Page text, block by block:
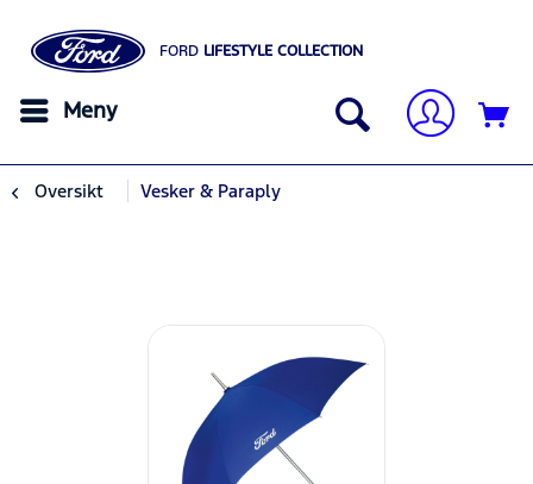
FORD LIFESTYLE COLLECTION
Meny
Oversikt Vesker & Paraply